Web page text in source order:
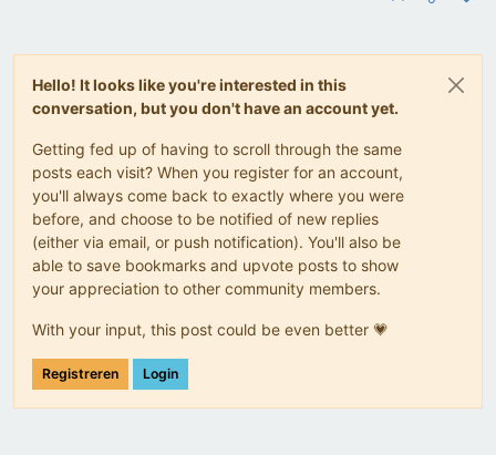
Hello! It looks like you're interested in this
conversation, but you don't have an account yet.
Getting fed up of having to scroll through the same
posts each visit? When you register for an account,
you'll always come back to exactly where you were
before, and choose to be notified of new replies
(either via email, or push notification). You'll also be
able to save bookmarks and upvote posts to show
your appreciation to other community members.
With your input, this post could be even better 💗
Registreren Login